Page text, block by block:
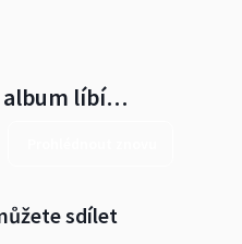
album líbí…
sdílet